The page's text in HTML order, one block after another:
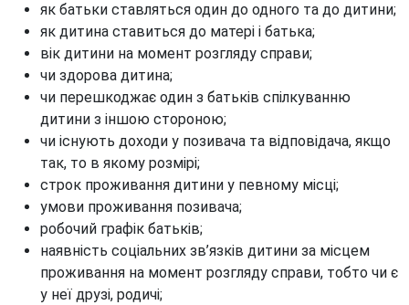
як батьки ставляться один до одного та до дитини;
як дитина ставиться до матері і батька;
вік дитини на момент розгляду справи;
чи здорова дитина;
чи перешкоджає один з батьків спілкуванню
дитини з іншою стороною;
чи існують доходи у позивача та відповідача, якщо
так, то в якому розмірі;
строк проживання дитини у певному місці;
умови проживання позивача;
робочий графік батьків;
наявність соціальних зв’язків дитини за місцем
проживання на момент розгляду справи, тобто чи є
у неї друзі, родичі;